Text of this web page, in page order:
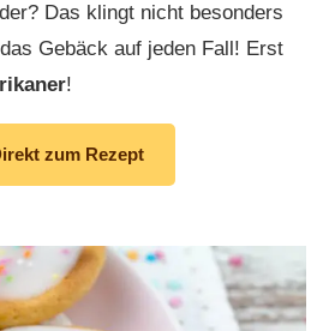
Das klingt nicht besonders
Gebäck auf jeden Fall! Erst
!
zum Rezept